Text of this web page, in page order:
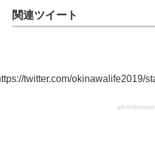
関連ツイート
twitter.com/okinawalife2019/